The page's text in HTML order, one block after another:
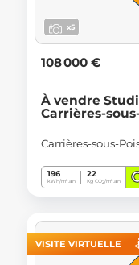
x5
108 000 €
À vendre
Carrières-
Carrières-sous-
196
kWh/m².an
22
Kg CO2/m².an
VISITE VIRTUELLE